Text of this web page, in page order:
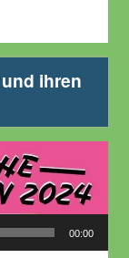
ihren
00:00